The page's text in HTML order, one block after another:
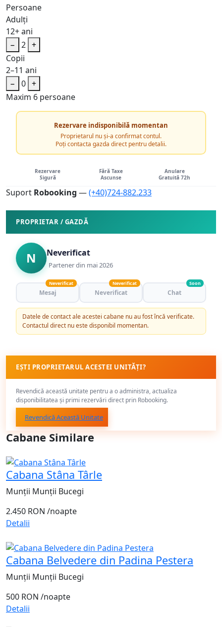
Persoane
Adulți
12+ ani
−
2 +
Copii
2–11 ani
−
0 +
Maxim 6 persoane
Rezervare indisponibilă momentan
Proprietarul nu și-a confirmat contul.
Poți contacta gazda direct pentru detalii.
Rezervare
Sigură
Fără Taxe
Ascunse
Anulare
Gratuită 72h
Suport Robooking —(+40)724-882.233
PROPRIETAR / GAZDĂ
N Neverificat
Partener din mai 2026
Mesaj
Neverificat
Neverificat
Neverificat
Chat
Soon
Datele de contact ale acestei cabane nu au fost încă verificate.
Contactul direct nu este disponibil momentan.
EȘTI PROPRIETARUL ACESTEI UNITĂȚI?
Revendică această unitate pentru a o administra, actualiza
disponibilitatea și primi rezervări direct prin Robooking.
Revendică Această Unitate
Cabane Similare
Cabana Stâna Târle
Munții Munții Bucegi
2.450 RON /noapte
Detalii
Cabana Belvedere din Padina Pestera
Munții Munții Bucegi
500 RON /noapte
Detalii